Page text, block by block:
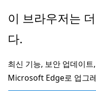
주
콘
츠
로
이 브라우저는
다.
최신 기능, 보안 업데이
Microsoft Edge로 업그